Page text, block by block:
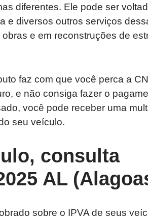
diferentes. Ele pode ser
e diversos outros serviços
e em reconstruções de
faz com que você perca a
e não consiga fazer o
você pode receber uma
seu veículo.
consulta
AL
sobre o IPVA de seus